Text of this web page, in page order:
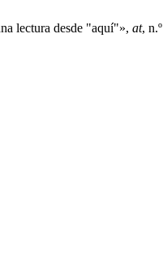
lectura desde "aquí"», at,